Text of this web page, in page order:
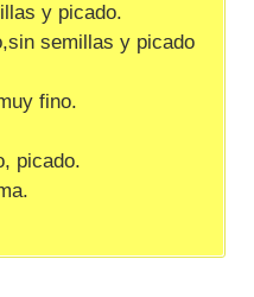
y picado.
semillas y picado
fino.
picado.